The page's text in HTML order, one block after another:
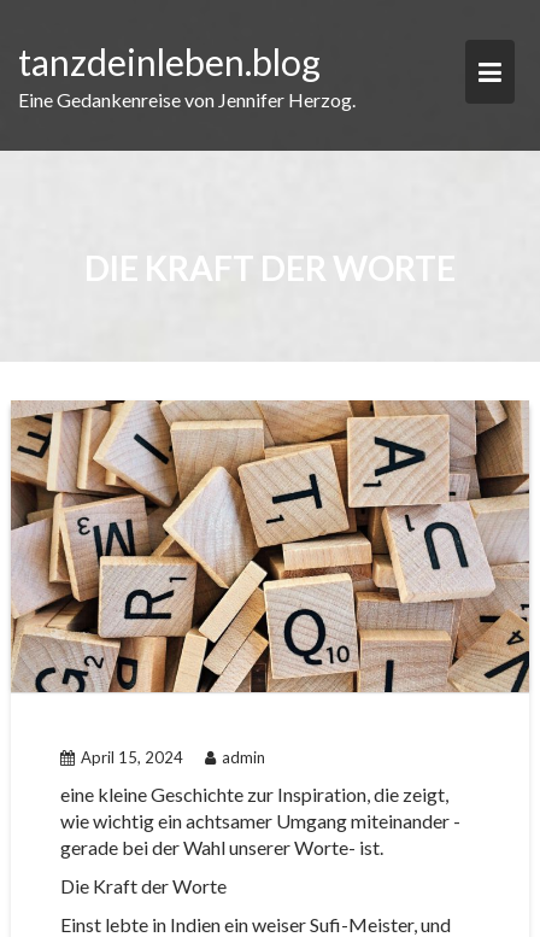
content
tanzdeinleben.blog
Eine Gedankenreise von Jennifer Herzog.
DIE KRAFT DER WORTE
April 15, 2024 admin
eine kleine Geschichte zur Inspiration, die zeigt,
wie wichtig ein achtsamer Umgang miteinander -
gerade bei der Wahl unserer Worte- ist.
Die Kraft der Worte
Einst lebte in Indien ein weiser Sufi-Meister, und